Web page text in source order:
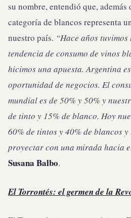
su nombre, entendió que,
categoría de blancos representa
nuestro país. “Hace años
tendencia de consumo de vinos
hicimos una apuesta. Argentina
oportunidad de negocios. El
mundial es de 50% y 50% y
de tinto y 15% de blanco. Hoy
60% de tintos y 40% de blancos y
proyectar con una mirada hacia
Susana Balbo.
El Torrontés: el germen de la